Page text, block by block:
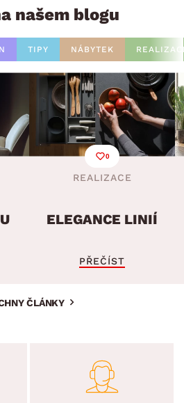
našem blogu
TIPY NÁBYTEK
0
REALIZACE
ELEGANCE LINIÍ
PŘEČÍST
ČLÁNKY